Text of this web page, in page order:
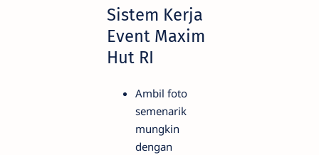
Sistem Kerja
Event Maxim
Hut RI
Ambil foto
semenarik
mungkin
dengan